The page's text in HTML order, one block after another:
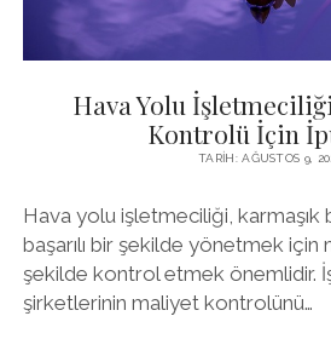
Hava Yolu
Kontrolü İçin
TARIH: AĞUSTOS 9,
Hava yolu işletmeciliği, karmaşık
başarılı bir şekilde yönetmek
şekilde kontrol etmek önemlidir.
şirketlerinin maliyet kontrolünü…